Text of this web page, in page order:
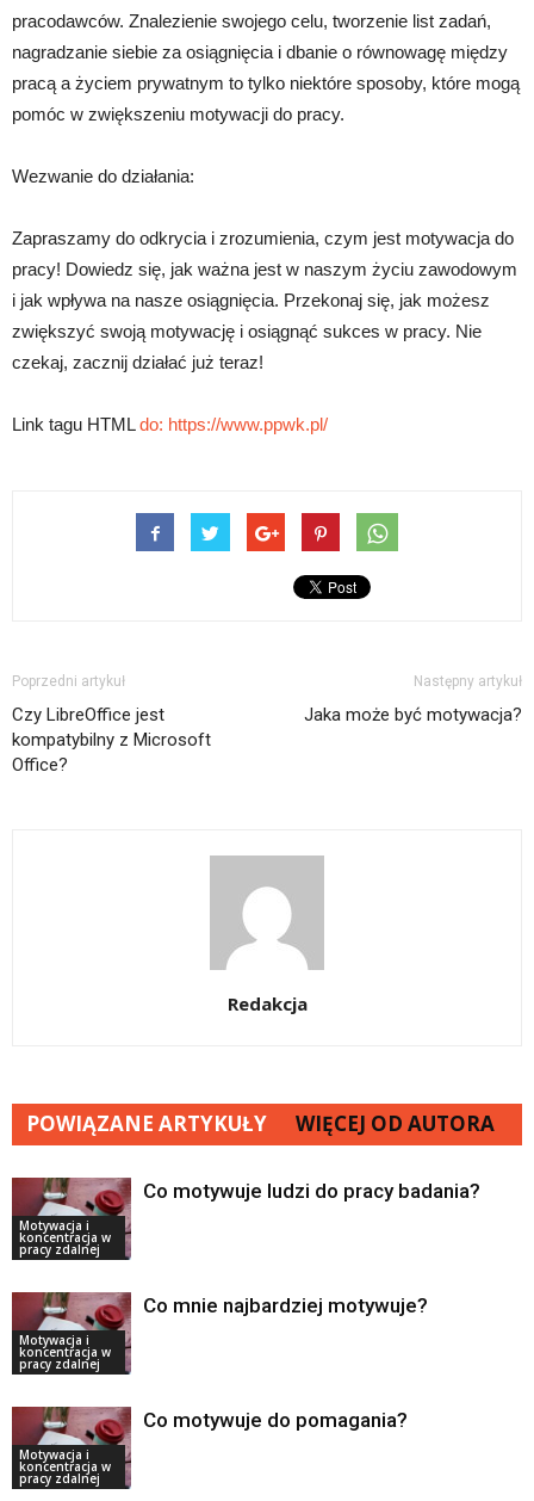
pracodawców. Znalezienie swojego celu, tworzenie list zadań,
nagradzanie siebie za osiągnięcia i dbanie o równowagę między
pracą a życiem prywatnym to tylko niektóre sposoby, które mogą
pomóc w zwiększeniu motywacji do pracy.
Wezwanie do działania:
Zapraszamy do odkrycia i zrozumienia, czym jest motywacja do
pracy! Dowiedz się, jak ważna jest w naszym życiu zawodowym
i jak wpływa na nasze osiągnięcia. Przekonaj się, jak możesz
zwiększyć swoją motywację i osiągnąć sukces w pracy. Nie
czekaj, zacznij działać już teraz!
Link tagu HTMLdo: https://www.ppwk.pl/
Poprzedni artykuł
Czy LibreOffice jest
kompatybilny z Microsoft
Office?
Następny artykuł
Jaka może być motywacja?
Redakcja
POWIĄZANE ARTYKUŁY WIĘCEJ OD AUTORA
Motywacja i
koncentracja w
pracy zdalnej
Co motywuje ludzi do pracy badania?
Motywacja i
koncentracja w
pracy zdalnej
Co mnie najbardziej motywuje?
Motywacja i
koncentracja w
pracy zdalnej
Co motywuje do pomagania?